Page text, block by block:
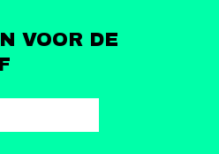
VOOR DE